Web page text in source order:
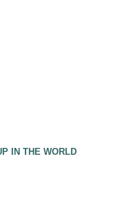
IN THE WORLD